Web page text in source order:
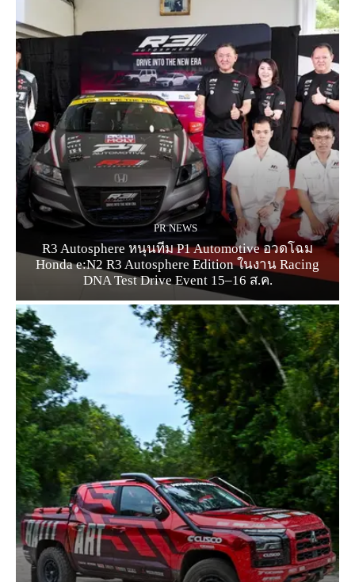
PR NEWS
R3 Autosphere หนุนทีม P1 Automotive อวดโฉม
Honda e:N2 R3 Autosphere Edition ในงาน Racing
DNA Test Drive Event 15–16 ส.ค.